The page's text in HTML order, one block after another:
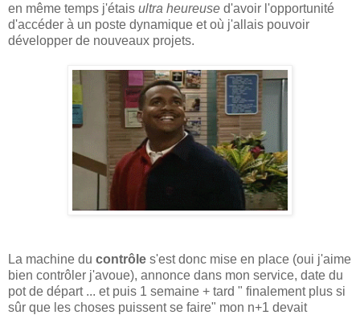
en même temps j'étais ultra heureuse d'avoir l'opportunité
d'accéder à un poste dynamique et où j'allais pouvoir
développer de nouveaux projets.
La machine du contrôle s'est donc mise en place (oui j'aime
bien contrôler j'avoue), annonce dans mon service, date du
pot de départ ... et puis 1 semaine + tard " finalement plus si
sûr que les choses puissent se faire" mon n+1 devait